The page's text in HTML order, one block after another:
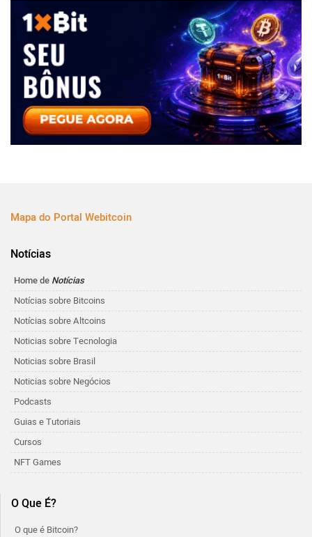
Mapa do Portal Webitcoin
Notícias
Home de Notícias
Notícias sobre Bitcoins
Notícias sobre Altcoins
Noticias sobre Tecnologia
Noticias sobre Brasil
Noticias sobre Negócios
Podcasts
Guias e Tutoriais
Cursos
NFT Games
O Que É?
O que é Bitcoin?